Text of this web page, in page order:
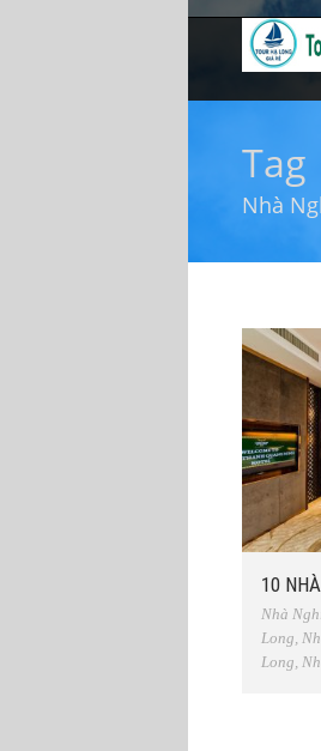
Tag
Nhà
10
Nhà
Long,
Long,